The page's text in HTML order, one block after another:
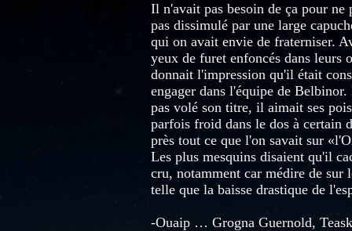
Il n'avait pas besoin de ça pour ne
pas dissimulé par une large
qui on avait envie de fraterniser.
yeux de furet enfoncés dans
donnait l'impression qu'il était
engager dans l'équipe de
pas volé son titre, il aimait ses
parfois froid dans le dos à certain
près tout ce que l'on savait sur
Les plus mesquins disaient qu'il
cru, notamment car médire de sur
telle que la baisse drastique de
-Ouaip … Grogna Guernold,